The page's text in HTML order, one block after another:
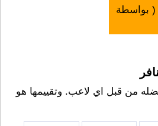
( بواسطة
من قبل اي لاعب. وتقييمها هو